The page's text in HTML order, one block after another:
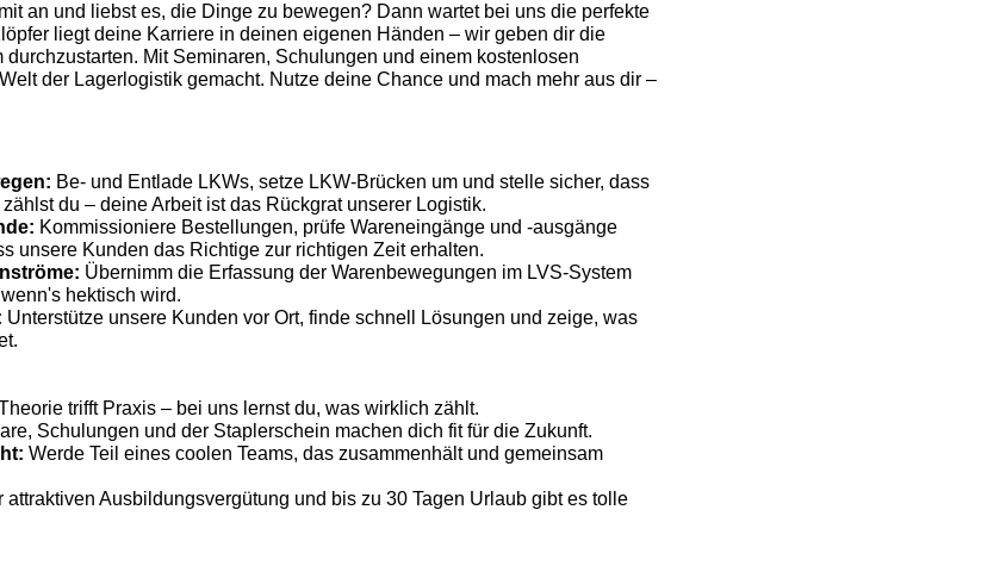
an und liebst es, die Dinge zu bewegen? Dann wartet bei uns die perfekte
liegt deine Karriere in deinen eigenen Händen – wir geben dir die
Mit Seminaren, Schulungen und einem kostenlosen
der Lagerlogistik gemacht. Nutze deine Chance und mach mehr aus dir –
Be- und Entlade LKWs, setze LKW-Brücken um und stelle sicher, dass
du – deine Arbeit ist das Rückgrat unserer Logistik.
Kommissioniere Bestellungen, prüfe Wareneingänge und -ausgänge
unsere Kunden das Richtige zur richtigen Zeit erhalten.
Übernimm die Erfassung der Warenbewegungen im LVS-System
hektisch wird.
Unterstütze unsere Kunden vor Ort, finde schnell Lösungen und zeige, was
trifft Praxis – bei uns lernst du, was wirklich zählt.
Schulungen und der Staplerschein machen dich fit für die Zukunft.
Werde Teil eines coolen Teams, das zusammenhält und gemeinsam
attraktiven Ausbildungsvergütung und bis zu 30 Tagen Urlaub gibt es tolle